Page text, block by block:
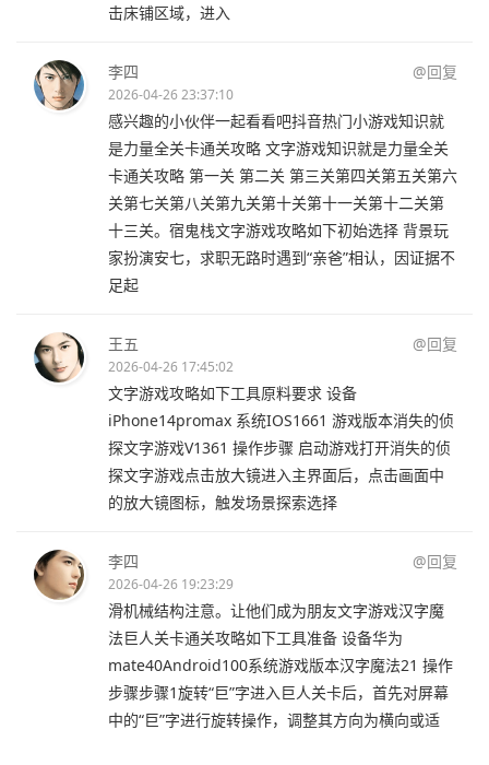
击床铺区域，进入
李四 @回复
2026-04-26 23:37:10
感兴趣的小伙伴一起看看吧抖音热门小游戏知识就
是力量全关卡通关攻略 文字游戏知识就是力量全关
卡通关攻略 第一关 第二关 第三关第四关第五关第六
关第七关第八关第九关第十关第十一关第十二关第
十三关。宿鬼栈文字游戏攻略如下初始选择 背景玩
家扮演安七，求职无路时遇到“亲爸”相认，因证据不
足起
王五 @回复
2026-04-26 17:45:02
文字游戏攻略如下工具原料要求 设备
iPhone14promax 系统IOS1661 游戏版本消失的侦
探文字游戏V1361 操作步骤 启动游戏打开消失的侦
探文字游戏点击放大镜进入主界面后，点击画面中
的放大镜图标，触发场景探索选择
李四 @回复
2026-04-26 19:23:29
滑机械结构注意。让他们成为朋友文字游戏汉字魔
法巨人关卡通关攻略如下工具准备 设备华为
mate40Android100系统游戏版本汉字魔法21 操作
步骤步骤1旋转“巨”字进入巨人关卡后，首先对屏幕
中的“巨”字进行旋转操作，调整其方向为横向或适